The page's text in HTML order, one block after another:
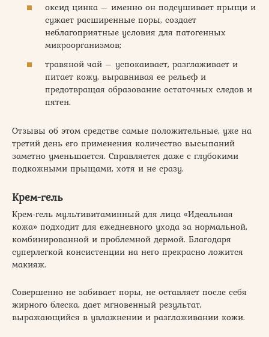
оксид цинка – именно он подсушивает прыщи и
сужает расширенные поры, создает
неблагоприятные условия для патогенных
микроорганизмов;
травяной чай – успокаивает, разглаживает и
питает кожу, выравнивая ее рельеф и
предотвращая образование остаточных следов и
пятен.
Отзывы об этом средстве самые положительные, уже на
третий день его применения количество высыпаний
заметно уменьшается. Справляется даже с глубокими
подкожными прыщами, хотя и не сразу.
Крем-гель
Крем-гель мультивитаминный для лица «Идеальная
кожа» подходит для ежедневного ухода за нормальной,
комбинированной и проблемной дермой. Благодаря
суперлегкой консистенции на него прекрасно ложится
макияж.
Совершенно не забивает поры, не оставляет после себя
жирного блеска, дает мгновенный результат,
выражающийся в увлажнении и разглаживании кожи.